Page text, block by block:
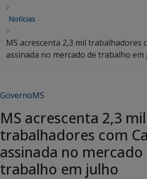
Notícias
MS acrescenta 2,3 mil trabalhadores
assinada no mercado de trabalho em
GovernoMS
MS acrescenta 2,3 mil
trabalhadores com
assinada no mercado
trabalho em julho